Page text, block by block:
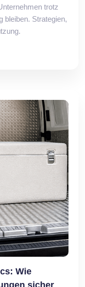
trotz
bleiben. Strategien,
Wie